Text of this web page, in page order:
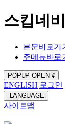
스킵네
본문바로가
주메뉴바로
POPUP OPEN 4
ENGLISH 로그인
LANGUAGE
사이트맵